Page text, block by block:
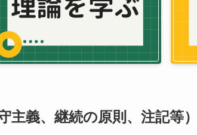
主義、継続の原則、注記等）